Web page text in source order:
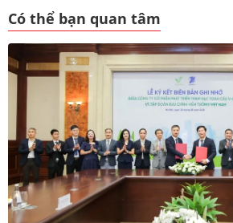
Có thể bạn quan tâm